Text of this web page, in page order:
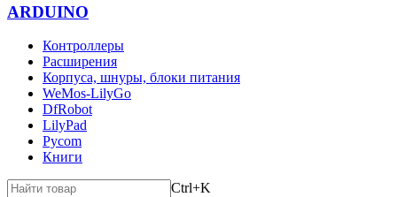
ARDUINO
Контроллеры
Расширения
Корпуса, шнуры, блоки питания
WeMos-LilyGo
DfRobot
LilyPad
Pycom
Книги
Ctrl+K